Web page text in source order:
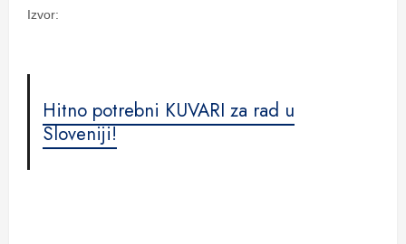
Izvor:
Hitno potrebni KUVARI za rad u
Sloveniji!